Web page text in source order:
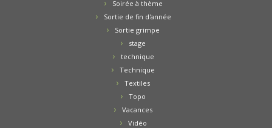
Soirée à thème
Sortie de fin d'année
Sortie grimpe
stage
technique
Technique
Textiles
Topo
Vacances
Vidéo